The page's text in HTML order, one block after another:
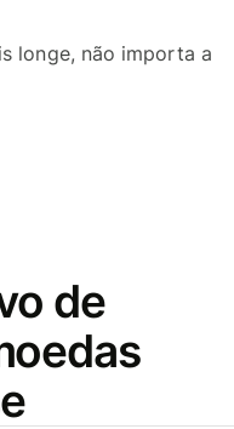
longe, não importa a
de